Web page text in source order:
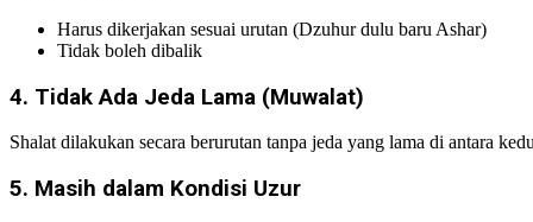
Harus dikerjakan sesuai urutan (Dzuhur dulu baru Ashar)
Tidak boleh dibalik
4. Tidak Ada Jeda Lama (Muwalat)
Shalat dilakukan secara berurutan tanpa jeda yang lama di antara
5. Masih dalam Kondisi Uzur